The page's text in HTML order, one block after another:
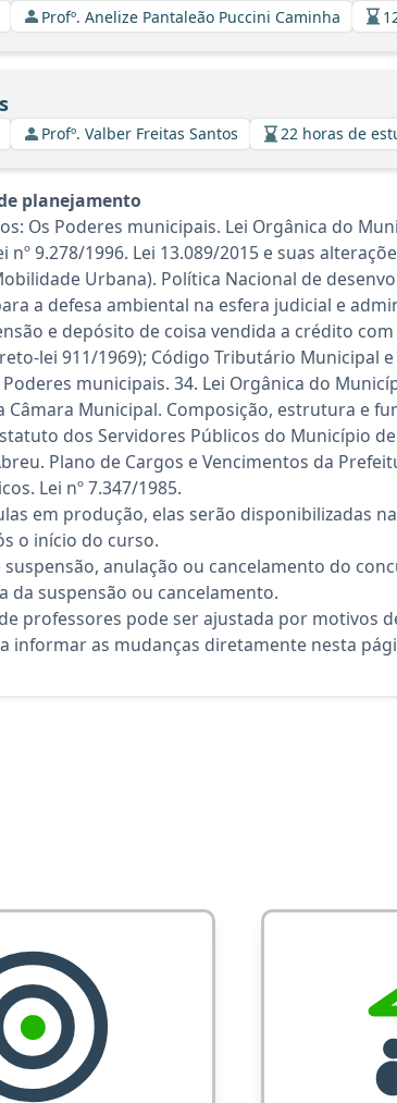
Profº. Anelize Pantaleão Puccini Caminha
Profº. Valber Freitas Santos 22 horas de
planejamento
Os Poderes municipais. Lei Orgânica do
nº 9.278/1996. Lei 13.089/2015 e suas
Urbana). Política Nacional de
a defesa ambiental na esfera judicial e
e depósito de coisa vendida a crédito
lei 911/1969); Código Tributário Municipal
municipais. 34. Lei Orgânica do
Câmara Municipal. Composição, estrutura e
dos Servidores Públicos do Município
Plano de Cargos e Vencimentos da
Lei nº 7.347/1985.
em produção, elas serão disponibilizadas
o início do curso.
anulação ou cancelamento do
da suspensão ou cancelamento.
professores pode ser ajustada por motivos
informar as mudanças diretamente nesta